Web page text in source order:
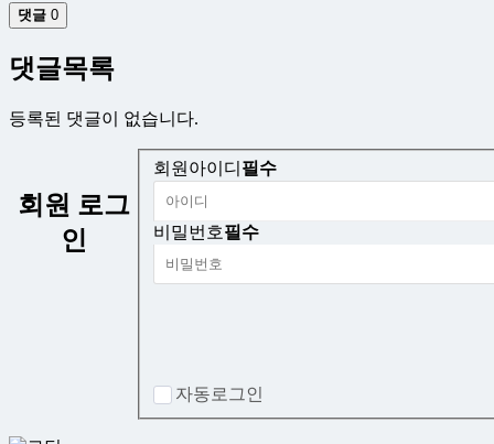
댓글 0
댓글목록
등록된 댓글이 없습니다.
회원 로그
인
회원아이디 필수
비밀번호필수
자동로그인